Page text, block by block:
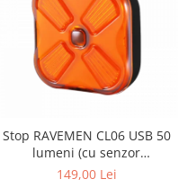
Stop RAVEMEN CL06 USB 50
lumeni (cu senzor
accelerometru) - Black
149,00 Lei